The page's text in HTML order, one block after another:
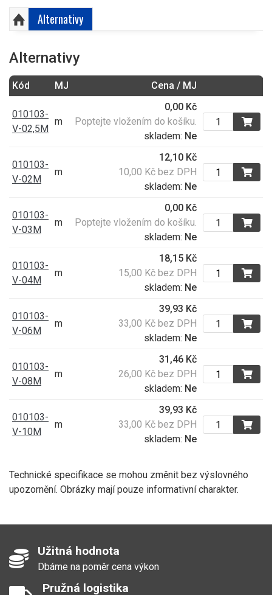
Alternativy
Alternativy
Kód MJ Cena / MJ
010103-
V-02,5M
m
0,00 Kč
Poptejte vložením do košíku.
skladem: Ne
010103-
V-02M
m
12,10 Kč
10,00 Kč bez DPH
skladem: Ne
010103-
V-03M
m
0,00 Kč
Poptejte vložením do košíku.
skladem: Ne
010103-
V-04M
m
18,15 Kč
15,00 Kč bez DPH
skladem: Ne
010103-
V-06M
m
39,93 Kč
33,00 Kč bez DPH
skladem: Ne
010103-
V-08M
m
31,46 Kč
26,00 Kč bez DPH
skladem: Ne
010103-
V-10M
m
39,93 Kč
33,00 Kč bez DPH
skladem: Ne
Technické specifikace se mohou změnit bez výslovného
upozornění. Obrázky mají pouze informativní charakter.
Užitná hodnota
Dbáme na poměr cena výkon
Pružná logistika